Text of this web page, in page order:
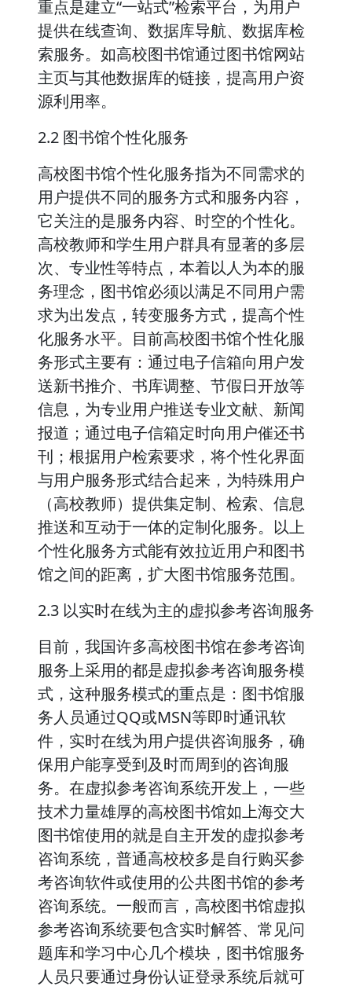
重点是建立“一站式”检索平台，为用户
提供在线查询、数据库导航、数据库检
索服务。如高校图书馆通过图书馆网站
主页与其他数据库的链接，提高用户资
源利用率。
2.2 图书馆个性化服务
高校图书馆个性化服务指为不同需求的
用户提供不同的服务方式和服务内容，
它关注的是服务内容、时空的个性化。
高校教师和学生用户群具有显著的多层
次、专业性等特点，本着以人为本的服
务理念，图书馆必须以满足不同用户需
求为出发点，转变服务方式，提高个性
化服务水平。目前高校图书馆个性化服
务形式主要有：通过电子信箱向用户发
送新书推介、书库调整、节假日开放等
信息，为专业用户推送专业文献、新闻
报道；通过电子信箱定时向用户催还书
刊；根据用户检索要求，将个性化界面
与用户服务形式结合起来，为特殊用户
（高校教师）提供集定制、检索、信息
推送和互动于一体的定制化服务。以上
个性化服务方式能有效拉近用户和图书
馆之间的距离，扩大图书馆服务范围。
2.3 以实时在线为主的虚拟参考咨询服务
目前，我国许多高校图书馆在参考咨询
服务上采用的都是虚拟参考咨询服务模
式，这种服务模式的重点是：图书馆服
务人员通过QQ或MSN等即时通讯软
件，实时在线为用户提供咨询服务，确
保用户能享受到及时而周到的咨询服
务。在虚拟参考咨询系统开发上，一些
技术力量雄厚的高校图书馆如上海交大
图书馆使用的就是自主开发的虚拟参考
咨询系统，普通高校校多是自行购买参
考咨询软件或使用的公共图书馆的参考
咨询系统。一般而言，高校图书馆虚拟
参考咨询系统要包含实时解答、常见问
题库和学习中心几个模块，图书馆服务
人员只要通过身份认证登录系统后就可